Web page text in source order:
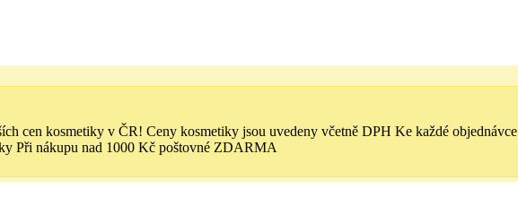
cen kosmetiky v ČR! Ceny kosmetiky jsou uvedeny včetně DPH Ke každé objednávce
Při nákupu nad 1000 Kč poštovné ZDARMA